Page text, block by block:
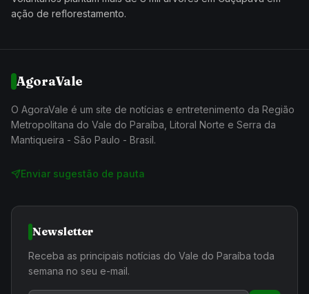
ação de reflorestamento.
AgoraVale
O AgoraVale é um site de notícias e entretenimento da Região
Metropolitana do Vale do Paraíba, Litoral Norte e Serra da
Mantiqueira - São Paulo - Brasil.
Enviar sugestão de pauta
Newsletter
Receba as principais notícias do Vale do Paraíba toda
semana no seu e-mail.